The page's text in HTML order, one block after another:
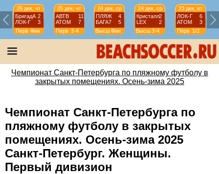
25 дек, чт
БригадА 2
ЛОК-Г
3
Перв Фин
25 дек, чт
АВТВ
11
АТОМ
7
Перв 3-4
24 дек, ср
ПЛЯЖ
4
БАГА7
5
Высш Фин
24 дек, ср
Кристалл2
LEX
2
Высш 3-4
23 дек, вт
ЛОК-Г
6
АТОМ
3
Перв 1/2
Чемпионат Санкт-Петербурга по пляжному футболу в
закрытых помещениях. Осень-зима 2025
Чемпионат Санкт-Петербурга по
пляжному футболу в закрытых
помещениях. Осень-зима 2025
Санкт-Петербург. Женщины.
Первый дивизион